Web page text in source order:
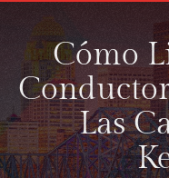
Cómo
Las